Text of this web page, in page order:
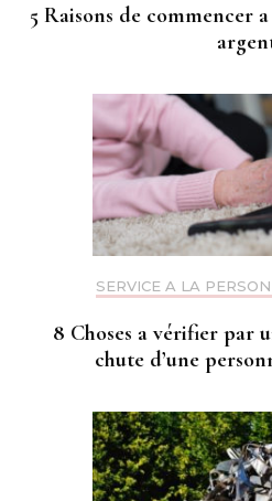
5 Raisons de commencer
SERVICE A LA
8 Choses a vérifier par
chute d’une